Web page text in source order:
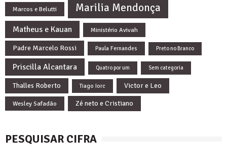
Marcos e Belutti Marilia Mendonça
Matheus e Kauan Ministério Avivah
Padre Marcelo Rossi Paula Fernandes Preto no Branco
Priscilla Alcantara Quatro por um Sem categoria
Thalles Roberto Tiago Iorc Victor e Leo
Wesley Safadão Zé neto e Cristiano
PESQUISAR CIFRA